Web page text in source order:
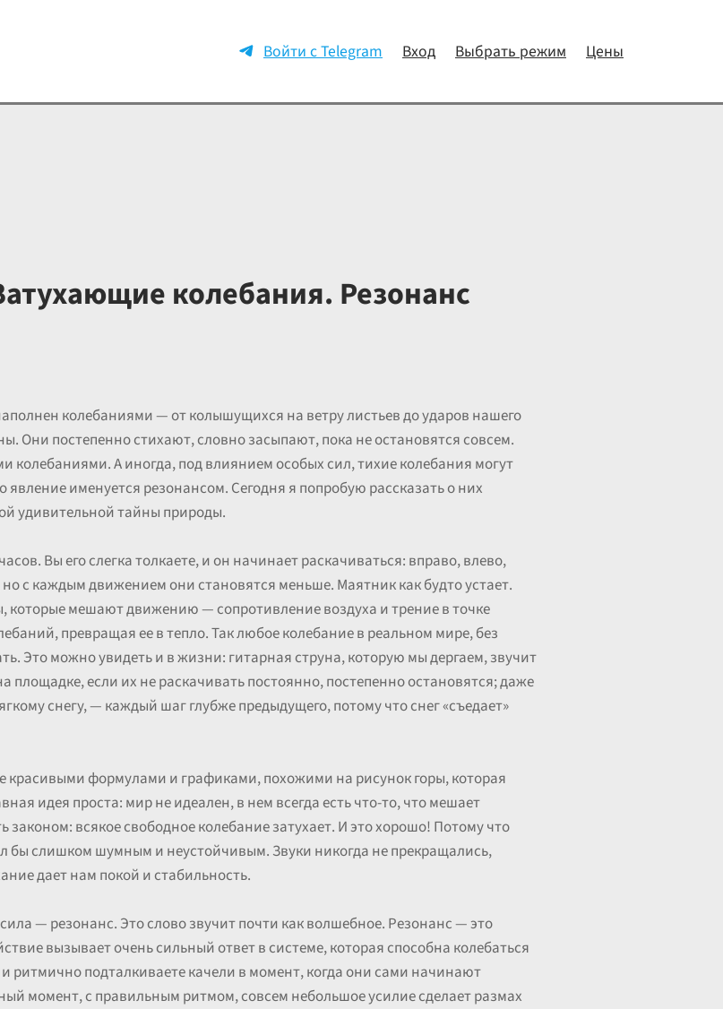
Войти с Telegram Вход Выбрать режим Цены
колебания. Резонанс
колебаниями — от колышущихся на ветру листьев до ударов нашего
Они постепенно стихают, словно засыпают, пока не остановятся совсем.
колебаниями. А иногда, под влиянием особых сил, тихие колебания могут
именуется резонансом. Сегодня я попробую рассказать о них
удивительной тайны природы.
Вы его слегка толкаете, и он начинает раскачиваться: вправо, влево,
с каждым движением они становятся меньше. Маятник как будто устает.
которые мешают движению — сопротивление воздуха и трение в точке
превращая ее в тепло. Так любое колебание в реальном мире, без
Это можно увидеть и в жизни: гитарная струна, которую мы дергаем, звучит
площадке, если их не раскачивать постоянно, постепенно остановятся; даже
снегу, — каждый шаг глубже предыдущего, потому что снег «съедает»
формулами и графиками, похожими на рисунок горы, которая
идея проста: мир не идеален, в нем всегда есть что-то, что мешает
всякое свободное колебание затухает. И это хорошо! Потому что
бы слишком шумным и неустойчивым. Звуки никогда не прекращались,
дает нам покой и стабильность.
— резонанс. Это слово звучит почти как волшебное. Резонанс — это
вызывает очень сильный ответ в системе, которая способна колебаться
ритмично подталкиваете качели в момент, когда они сами начинают
момент, с правильным ритмом, совсем небольшое усилие сделает размах